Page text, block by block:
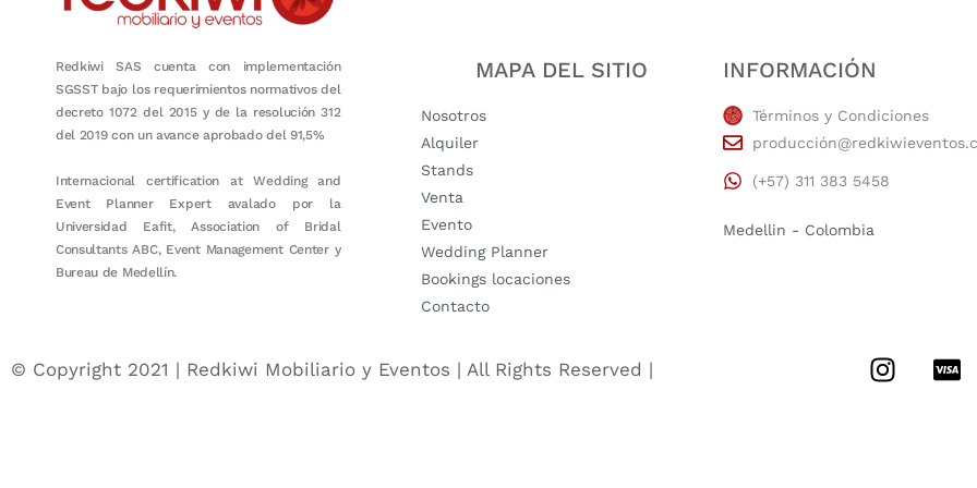
Redkiwi SAS cuenta con implementación
SGSST bajo los requerimientos normativos del
decreto 1072 del 2015 y de la resolución 312
del 2019 con un avance aprobado del 91,5%
Internacional certification at Wedding and
Event Planner Expert avalado por la
Universidad Eafit, Association of Bridal
Consultants ABC, Event Management Center y
Bureau de Medellín.
MAPA DEL SITIO
Nosotros
Alquiler
Stands
Venta
Evento
Wedding Planner
Bookings locaciones
Contacto
INFORMACIÓN
Términos y Condiciones
(+57) 311 383 5458
Medellin - Colombia
© Copyright 2021 | Redkiwi Mobiliario y Eventos | All Rights Reserved |